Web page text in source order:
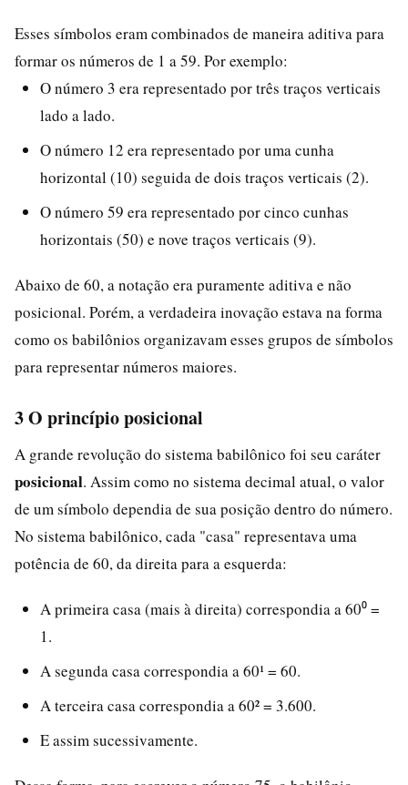
Esses símbolos eram combinados de maneira aditiva para
formar os números de 1 a 59. Por exemplo:
O número 3 era representado por três traços verticais
lado a lado.
O número 12 era representado por uma cunha
horizontal (10) seguida de dois traços verticais (2).
O número 59 era representado por cinco cunhas
horizontais (50) e nove traços verticais (9).
Abaixo de 60, a notação era puramente aditiva e não
posicional. Porém, a verdadeira inovação estava na forma
como os babilônios organizavam esses grupos de símbolos
para representar números maiores.
3 O princípio posicional
A grande revolução do sistema babilônico foi seu caráter
posicional. Assim como no sistema decimal atual, o valor
de um símbolo dependia de sua posição dentro do número.
No sistema babilônico, cada "casa" representava uma
potência de 60, da direita para a esquerda:
A primeira casa (mais à direita) correspondia a 60⁰ =
1.
A segunda casa correspondia a 60¹ = 60.
A terceira casa correspondia a 60² = 3.600.
E assim sucessivamente.